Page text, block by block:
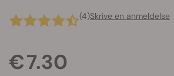
(4)Skrive en anmeldelse
€ 7.30